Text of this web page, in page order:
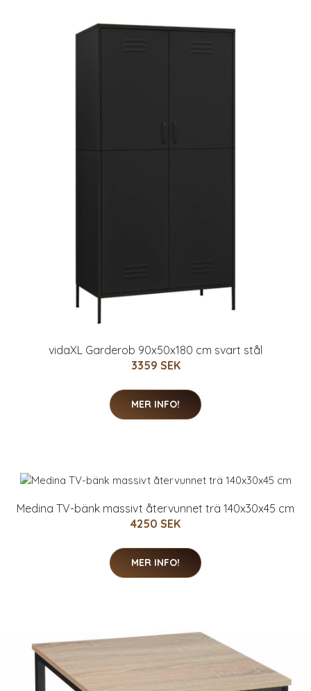
vidaXL Garderob 90x50x180 cm svart stål
3359 SEK
MER INFO!
Medina TV-bänk massivt återvunnet trä 140x30x45 cm
4250 SEK
MER INFO!